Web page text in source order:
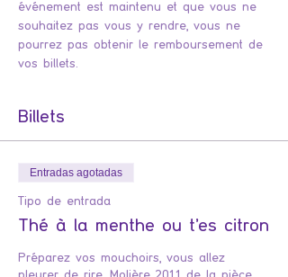
événement est maintenu et que vous ne
souhaitez pas vous y rendre, vous ne
pourrez pas obtenir le remboursement de
vos billets.
Billets
Entradas agotadas
Tipo de entrada
Thé à la menthe ou t'es citron
Préparez vos mouchoirs, vous allez